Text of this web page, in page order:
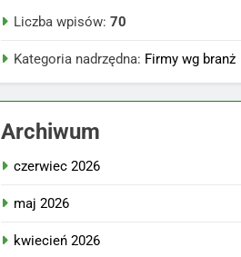
Liczba wpisów:70
Kategoria nadrzędna: Firmy wg branż
Archiwum
czerwiec 2026
maj 2026
kwiecień 2026